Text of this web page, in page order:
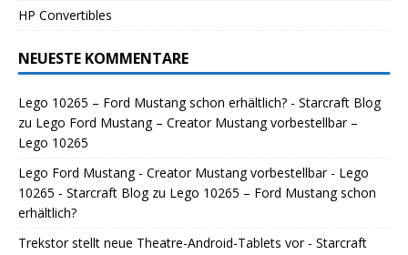
HP Convertibles
NEUESTE KOMMENTARE
Lego 10265 – Ford Mustang schon erhältlich? - Starcraft Blog
zu Lego Ford Mustang – Creator Mustang vorbestellbar –
Lego 10265
Lego Ford Mustang - Creator Mustang vorbestellbar - Lego
10265 - Starcraft Blogzu Lego 10265 – Ford Mustang schon
erhältlich?
Trekstor stellt neue Theatre-Android-Tablets vor - Starcraft